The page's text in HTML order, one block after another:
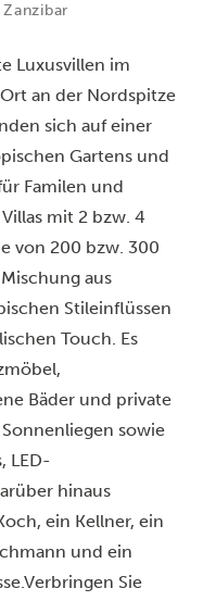
Luxusvillen im
an der Nordspitze
sich auf einer
Gartens und
Familen und
mit 2 bzw. 4
von 200 bzw. 300
aus
Stileinflüssen
Touch. Es
Bäder und private
sowie
LED-
hinaus
ein Kellner, ein
und ein
Sie